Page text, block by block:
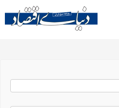
main
content